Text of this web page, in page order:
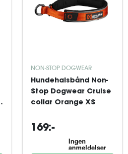
NON-STOP DOGWEAR
Hundehalsbånd Non-
Stop Dogwear Cruise
collar Orange XS
169:-